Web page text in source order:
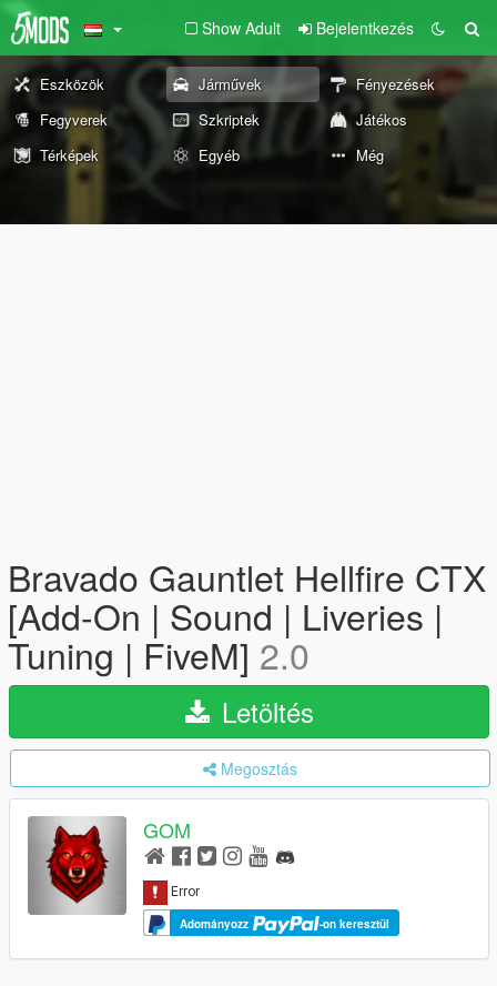
Show Adult Bejelentkezés
Eszközök Járművek
Fényezések
Fegyverek
Szkriptek
Játékos
Térképek
Egyéb Még
Bravado Gauntlet Hellfire CTX
[Add-On | Sound | Liveries |
Tuning | FiveM] 2.0
Letöltés
Megosztás
GOM
Adományozz -on keresztül